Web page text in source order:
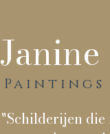
Janine
Paintings
"Schilderijen die